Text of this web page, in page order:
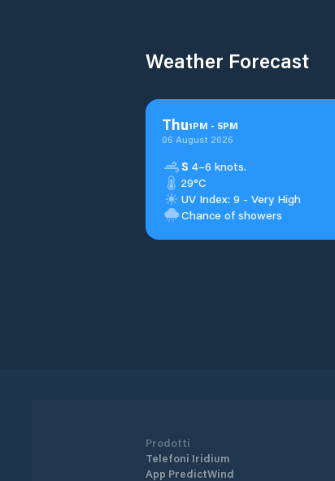
Weather Forecast
Thu1PM - 5PM
06 August 2026
S 4–6 knots.
29°C
UV Index: 9 - Very High
Chance of showers
Prodotti
Telefoni Iridium
App PredictWind